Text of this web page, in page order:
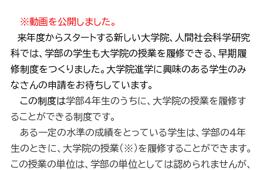
※動画を公開しました。
来年度からスタートする新しい大学院、人間社会科学研究
科では、学部の学生も大学院の授業を履修できる、早期履
修制度をつくりました。大学院進学に興味のある学生のみ
なさんの申請をお待ちしています。
この制度は学部４年生のうちに、大学院の授業を履修す
ることができる制度です。
ある一定の水準の成績をとっている学生は、学部の４年
生のときに、大学院の授業（※）を履修することができます。
この授業の単位は、学部の単位としては認められませんが、